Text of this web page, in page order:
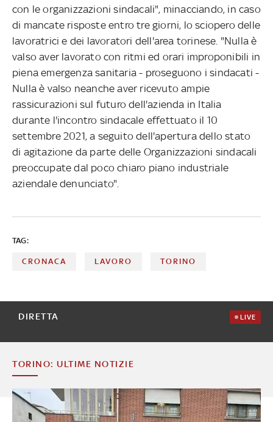
con le organizzazioni sindacali", minacciando, in caso
di mancate risposte entro tre giorni, lo sciopero delle
lavoratrici e dei lavoratori dell'area torinese. "Nulla è
valso aver lavorato con ritmi ed orari improponibili in
piena emergenza sanitaria - proseguono i sindacati -
Nulla è valso neanche aver ricevuto ampie
rassicurazioni sul futuro dell'azienda in Italia
durante l'incontro sindacale effettuato il 10
settembre 2021, a seguito dell'apertura dello stato
di agitazione da parte delle Organizzazioni sindacali
preoccupate dal poco chiaro piano industriale
aziendale denunciato".
TAG:
CRONACA LAVORO TORINO
DIRETTA LIVE
TORINO: ULTIME NOTIZIE